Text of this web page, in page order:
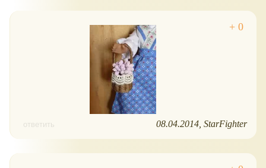
ответить 08.04.2014 StarFighter